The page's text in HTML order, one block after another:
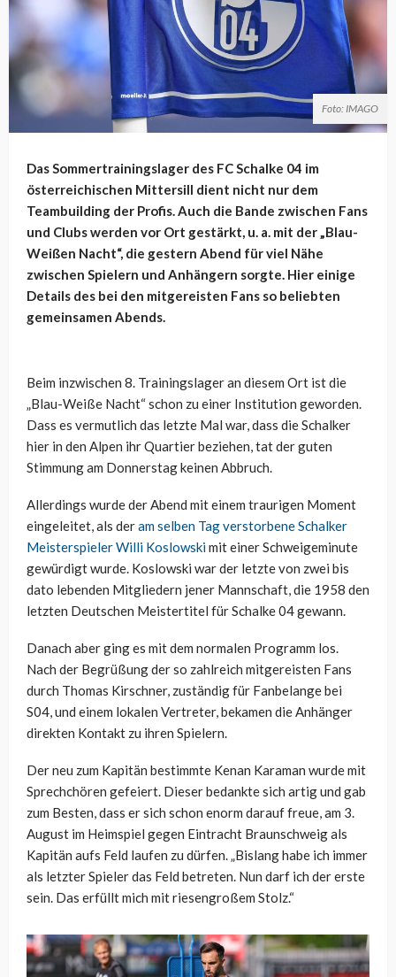
Foto: IMAGO
Das Sommertrainingslager des FC Schalke 04 im
österreichischen Mittersill dient nicht nur dem
Teambuilding der Profis. Auch die Bande zwischen Fans
und Clubs werden vor Ort gestärkt, u. a. mit der „Blau-
Weißen Nacht“, die gestern Abend für viel Nähe
zwischen Spielern und Anhängern sorgte. Hier einige
Details des bei den mitgereisten Fans so beliebten
gemeinsamen Abends.
Beim inzwischen 8. Trainingslager an diesem Ort ist die
„Blau-Weiße Nacht“ schon zu einer Institution geworden.
Dass es vermutlich das letzte Mal war, dass die Schalker
hier in den Alpen ihr Quartier beziehen, tat der guten
Stimmung am Donnerstag keinen Abbruch.
Allerdings wurde der Abend mit einem traurigen Moment
eingeleitet, als deram selben Tag verstorbene Schalker
Meisterspieler Willi Koslowskimit einer Schweigeminute
gewürdigt wurde. Koslowski war der letzte von zwei bis
dato lebenden Mitgliedern jener Mannschaft, die 1958 den
letzten Deutschen Meistertitel für Schalke 04 gewann.
Danach aber ging es mit dem normalen Programm los.
Nach der Begrüßung der so zahlreich mitgereisten Fans
durch Thomas Kirschner, zuständig für Fanbelange bei
S04, und einem lokalen Vertreter, bekamen die Anhänger
direkten Kontakt zu ihren Spielern.
Der neu zum Kapitän bestimmte Kenan Karaman wurde mit
Sprechchören gefeiert. Dieser bedankte sich artig und gab
zum Besten, dass er sich schon enorm darauf freue, am 3.
August im Heimspiel gegen Eintracht Braunschweig als
Kapitän aufs Feld laufen zu dürfen. „Bislang habe ich immer
als letzter Spieler das Feld betreten. Nun darf ich der erste
sein. Das erfüllt mich mit riesengroßem Stolz.“